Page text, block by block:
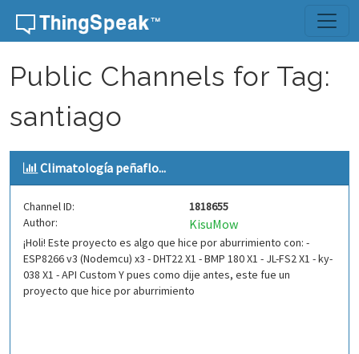
Skip to content
Public Channels for Tag:
santiago
Climatología peñaflo...
Channel ID:
1818655
Author:
KisuMow
¡Holi! Este proyecto es algo que hice por aburrimiento con: -
ESP8266 v3 (Nodemcu) x3 - DHT22 X1 - BMP 180 X1 - JL-FS2 X1 - ky-
038 X1 - API Custom Y pues como dije antes, este fue un
proyecto que hice por aburrimiento